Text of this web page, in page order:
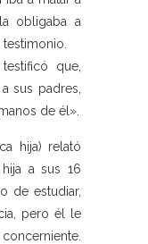
obligaba a
que,
sus padres,
de él».
hija) relató
a sus 16
de estudiar,
pero él le